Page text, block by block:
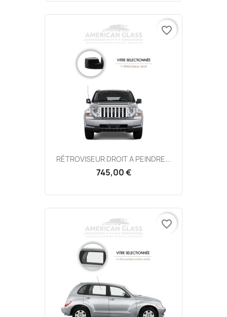
RÉTROVISEUR DROIT A PEINDRE...
745,00 €
favorite_border
favorite_border